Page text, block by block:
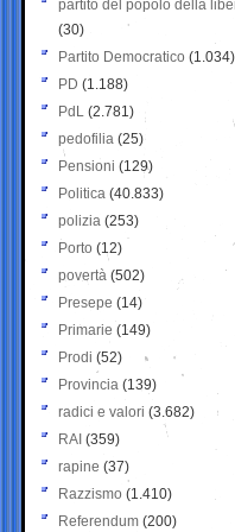
partito del popolo della
(30)
Partito Democratico (1.034)
PD (1.188)
PdL (2.781)
pedofilia (25)
Pensioni (129)
Politica (40.833)
polizia (253)
Porto (12)
povertà (502)
Presepe (14)
Primarie (149)
Prodi (52)
Provincia (139)
radici e valori (3.682)
RAI (359)
rapine (37)
Razzismo (1.410)
Referendum (200)